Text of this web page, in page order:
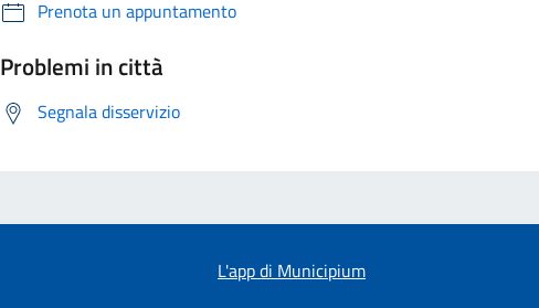
Prenota un appuntamento
Problemi in città
Segnala disservizio
L'app di Municipium